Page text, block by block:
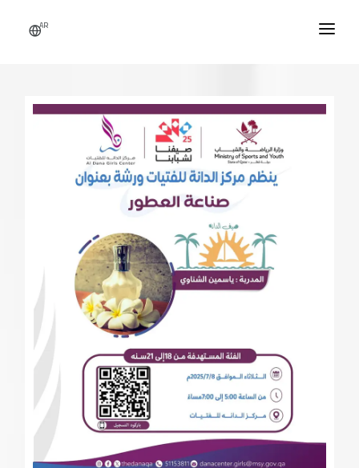
AR
من نحن
النشاطات
الأخبار
اتصل بنا
التطوع
تسجيل دخول / حساب جديد